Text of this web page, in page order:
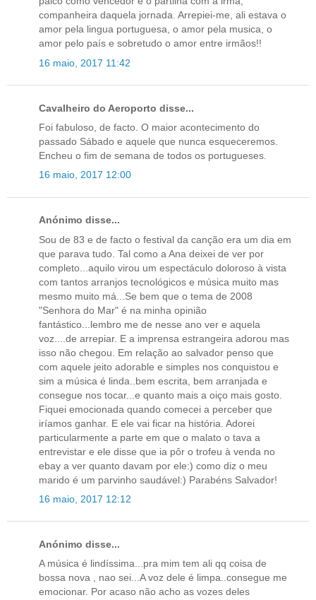
companheira daquela jornada. Arrepiei-me, ali estava o
amor pela lingua portuguesa, o amor pela musica, o
amor pelo país e sobretudo o amor entre irmãos!!
16 maio, 2017 11:42
Cavalheiro do Aeroporto disse...
Foi fabuloso, de facto. O maior acontecimento do
passado Sábado e aquele que nunca esqueceremos.
Encheu o fim de semana de todos os portugueses.
16 maio, 2017 12:00
Anónimo disse...
Sou de 83 e de facto o festival da canção era um dia em
que parava tudo. Tal como a Ana deixei de ver por
completo...aquilo virou um espectáculo doloroso à vista
com tantos arranjos tecnológicos e música muito mas
mesmo muito má...Se bem que o tema de 2008
"Senhora do Mar" é na minha opinião
fantástico...lembro me de nesse ano ver e aquela
voz....de arrepiar. E a imprensa estrangeira adorou mas
isso não chegou. Em relação ao salvador penso que
com aquele jeito adorable e simples nos conquistou e
sim a música é linda..bem escrita, bem arranjada e
consegue nos tocar...e quanto mais a oiço mais gosto.
Fiquei emocionada quando comecei a perceber que
iríamos ganhar. E ele vai ficar na história. Adorei
particularmente a parte em que o malato o tava a
entrevistar e ele disse que ia pôr o trofeu à venda no
ebay a ver quanto davam por ele:) como diz o meu
marido é um parvinho saudável:) Parabéns Salvador!
16 maio, 2017 12:12
Anónimo disse...
A música é lindíssima...pra mim tem ali qq coisa de
bossa nova , nao sei...A voz dele é limpa..consegue me
emocionar. Por acaso não acho as vozes deles